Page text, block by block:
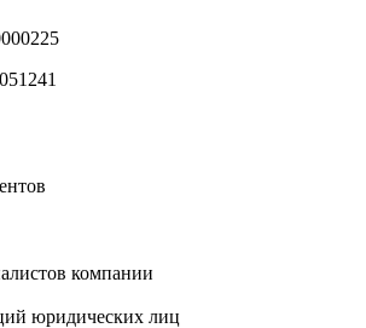
компании
юридических лиц